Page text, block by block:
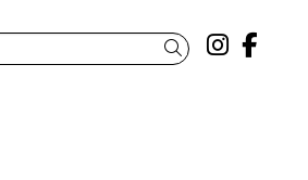
Link a
Link
Cercar